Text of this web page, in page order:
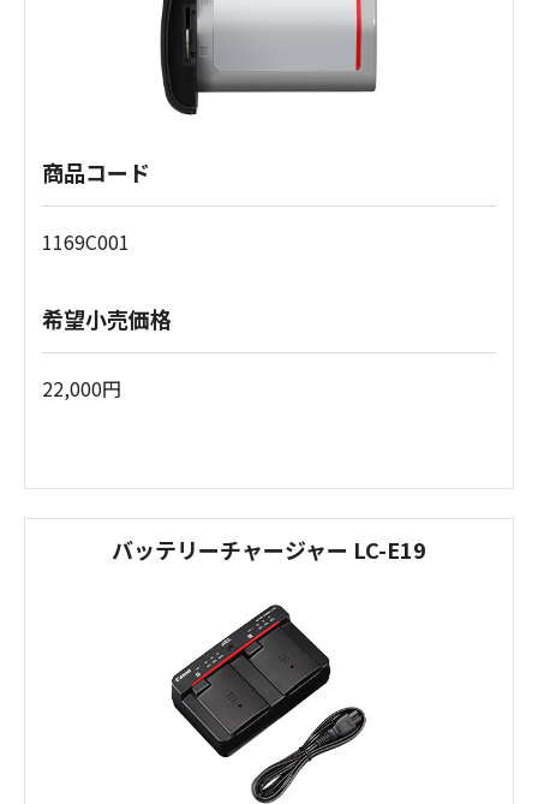
商品コード
1169C001
希望小売価格
22,000円
バッテリーチャージャー LC-E19